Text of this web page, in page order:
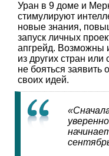
Уран в 9 доме и
стимулируют
новые знания,
запуск личных
апгрейд. Возможны
из других стран
не бояться заявить
своих идей.